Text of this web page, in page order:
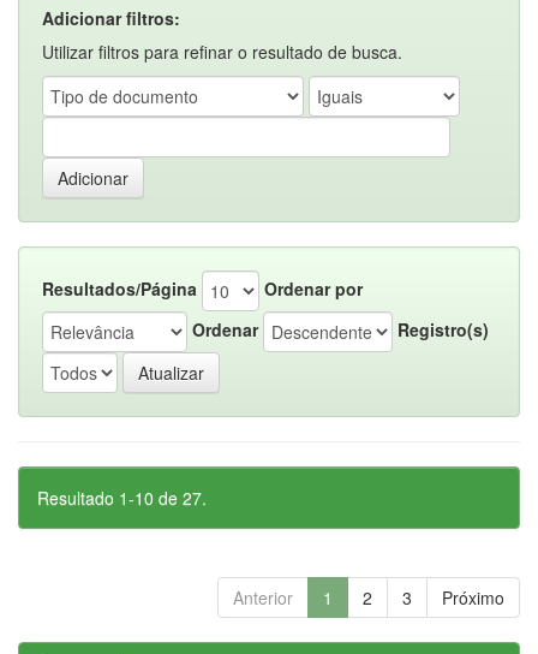
Adicionar filtros:
Utilizar filtros para refinar o resultado de busca.
Resultados/Página
Ordenar por
Ordenar
Registro(s)
Resultado 1-10 de 27.
Anterior 1 2 3 Próximo